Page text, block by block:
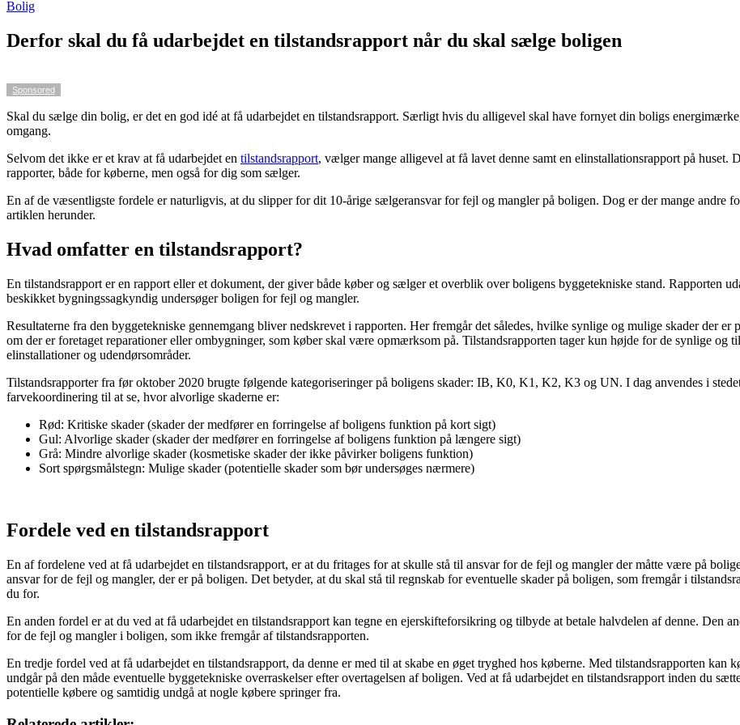
Bolig
Derfor skal du få udarbejdet en tilstandsrapport når du skal sælge boligen
Sponsored
Skal du sælge din bolig, er det en god idé at få udarbejdet en tilstandsrapport. Særligt hvis du alligevel skal have fornyet din boligs
omgang.
Selvom det ikke er et krav at få udarbejdet en tilstandsrapport, vælger mange alligevel at få lavet denne samt en elinstallationsrapport på huset.
rapporter, både for køberne, men også for dig som sælger.
En af de væsentligste fordele er naturligvis, at du slipper for dit 10-årige sælgeransvar for fejl og mangler på boligen. Dog er der mange andre
artiklen herunder.
Hvad omfatter en tilstandsrapport?
En tilstandsrapport er en rapport eller et dokument, der giver både køber og sælger et overblik over boligens byggetekniske stand. Rapporten
beskikket bygningssagkyndig undersøger boligen for fejl og mangler.
Resultaterne fra den byggetekniske gennemgang bliver nedskrevet i rapporten. Her fremgår det således, hvilke synlige og mulige skader der
om der er foretaget reparationer eller ombygninger, som køber skal være opmærksom på. Tilstandsrapporten tager kun højde for de synlige
elinstallationer og udendørsområder.
Tilstandsrapporter fra før oktober 2020 brugte følgende kategoriseringer på boligens skader: IB, K0, K1, K2, K3 og UN. I dag anvendes i
farvekoordinering til at se, hvor alvorlige skaderne er:
Rød: Kritiske skader (skader der medfører en forringelse af boligens funktion på kort sigt)
Gul: Alvorlige skader (skader der medfører en forringelse af boligens funktion på længere sigt)
Grå: Mindre alvorlige skader (kosmetiske skader der ikke påvirker boligens funktion)
Sort spørgsmålstegn: Mulige skader (potentielle skader som bør undersøges nærmere)
Fordele ved en tilstandsrapport
En af fordelene ved at få udarbejdet en tilstandsrapport, er at du fritages for at skulle stå til ansvar for de fejl og mangler der måtte være på
ansvar for de fejl og mangler, der er på boligen. Det betyder, at du skal stå til regnskab for eventuelle skader på boligen, som fremgår i
du for.
En anden fordel er at du ved at få udarbejdet en tilstandsrapport kan tegne en ejerskifteforsikring og tilbyde at betale halvdelen af denne. Den
for de fejl og mangler i boligen, som ikke fremgår af tilstandsrapporten.
En tredje fordel ved at få udarbejdet en tilstandsrapport, da denne er med til at skabe en øget tryghed hos køberne. Med tilstandsrapporten
undgår på den måde eventuelle byggetekniske overraskelser efter overtagelsen af boligen. Ved at få udarbejdet en tilstandsrapport inden du
potentielle købere og samtidig undgå at nogle købere springer fra.